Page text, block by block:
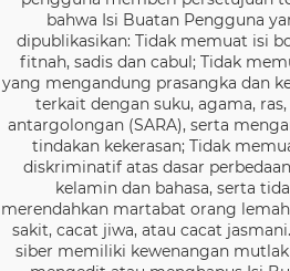
bahwa Isi Buatan Pengguna
dipublikasikan: Tidak memuat isi
fitnah, sadis dan cabul; Tidak
yang mengandung prasangka dan
terkait dengan suku, agama, ras,
antargolongan (SARA), serta
tindakan kekerasan; Tidak
diskriminatif atas dasar
kelamin dan bahasa, serta
merendahkan martabat orang
sakit, cacat jiwa, atau cacat
siber memiliki kewenangan